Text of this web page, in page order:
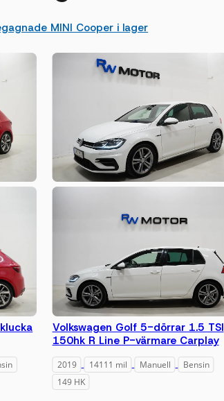
MINI Cooper i lager
Volkswagen Golf 5-dörrar 1.5 TSI
150hk R Line P-värmare Carplay
2019 14111 mil Manuell
Bensin
149 HK